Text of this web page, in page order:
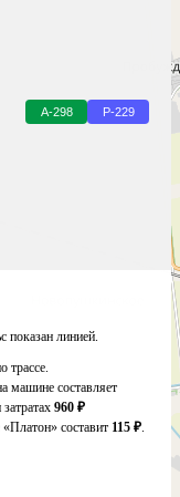
А-298 Р-229
показан линией.
трассе.
машине составляет
960 ₽
составит 115 ₽.